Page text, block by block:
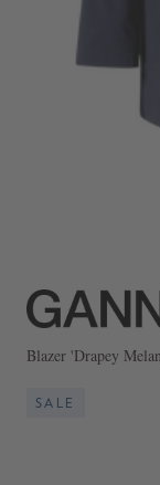
Blazer 'Drapey
SALE